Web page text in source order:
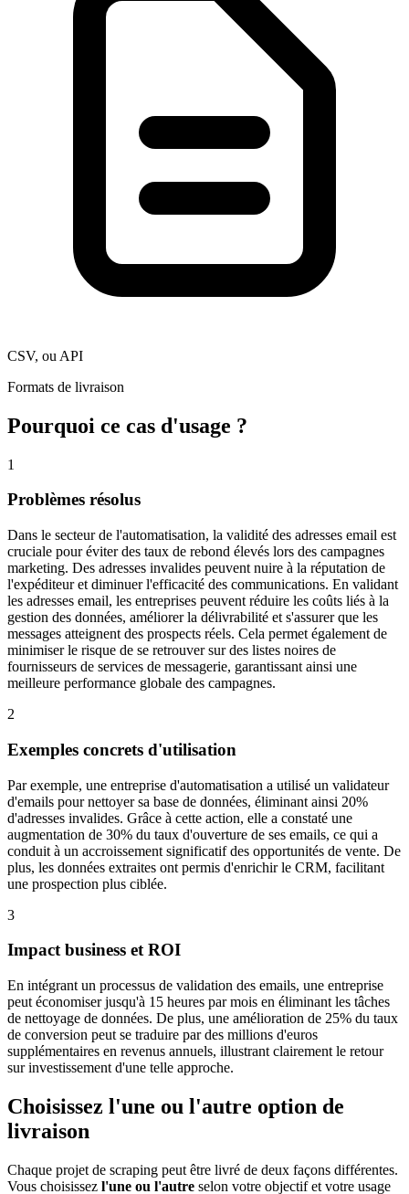
CSV, ou API
Formats de livraison
Pourquoi ce cas d'usage ?
1
Problèmes résolus
Dans le secteur de l'automatisation, la validité des adresses email est
cruciale pour éviter des taux de rebond élevés lors des campagnes
marketing. Des adresses invalides peuvent nuire à la réputation de
l'expéditeur et diminuer l'efficacité des communications. En validant
les adresses email, les entreprises peuvent réduire les coûts liés à la
gestion des données, améliorer la délivrabilité et s'assurer que les
messages atteignent des prospects réels. Cela permet également de
minimiser le risque de se retrouver sur des listes noires de
fournisseurs de services de messagerie, garantissant ainsi une
meilleure performance globale des campagnes.
2
Exemples concrets d'utilisation
Par exemple, une entreprise d'automatisation a utilisé un validateur
d'emails pour nettoyer sa base de données, éliminant ainsi 20%
d'adresses invalides. Grâce à cette action, elle a constaté une
augmentation de 30% du taux d'ouverture de ses emails, ce qui a
conduit à un accroissement significatif des opportunités de vente. De
plus, les données extraites ont permis d'enrichir le CRM, facilitant
une prospection plus ciblée.
3
Impact business et ROI
En intégrant un processus de validation des emails, une entreprise
peut économiser jusqu'à 15 heures par mois en éliminant les tâches
de nettoyage de données. De plus, une amélioration de 25% du taux
de conversion peut se traduire par des millions d'euros
supplémentaires en revenus annuels, illustrant clairement le retour
sur investissement d'une telle approche.
Choisissez l'une ou l'autre option de
livraison
Chaque projet de scraping peut être livré de deux façons différentes.
Vous choisissez l'une ou l'autre selon votre objectif et votre usage